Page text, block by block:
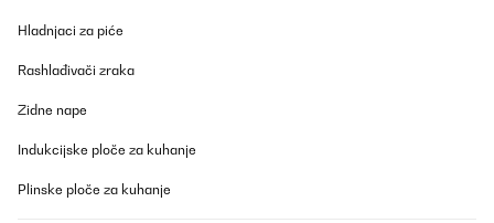
Hladnjaci za piće
Rashlađivači zraka
Zidne nape
Indukcijske ploče za kuhanje
Plinske ploče za kuhanje